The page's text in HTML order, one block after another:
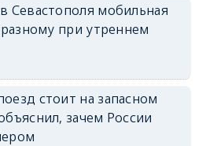
Севастополя мобильная
при утреннем
стоит на запасном
зачем России